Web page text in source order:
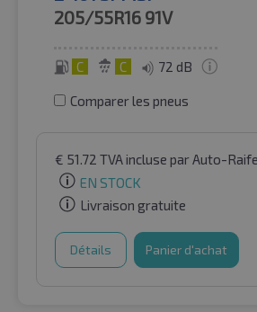
205/55R16 91V
C C 72 dB
Comparer les pneus
€ 51.72 TVA incluse par Auto-
EN STOCK
Livraison gratuite
Détails Panier d'achat